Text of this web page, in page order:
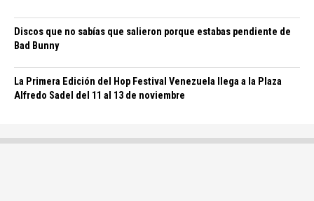
Discos que no sabías que salieron porque estabas pendiente de
Bad Bunny
La Primera Edición del Hop Festival Venezuela llega a la Plaza
Alfredo Sadel del 11 al 13 de noviembre